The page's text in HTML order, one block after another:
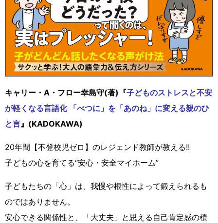
キャリー・A・フロー幸島守(著)『子どものストレスと不安
が軽くなる言語化 「べつに」を「あのね」に変える親のひ
と言』(KADOKAWA)
20年間【不登校児ゼロ】のレジェンド教師が教える!!
子どもの心を育てる“安心・安全マイホーム”
子どもたちの「心」は、我慢や根性によって鍛えられるも
のではありません。
安心できる関係性と、「大丈夫」と思える自己肯定感の積